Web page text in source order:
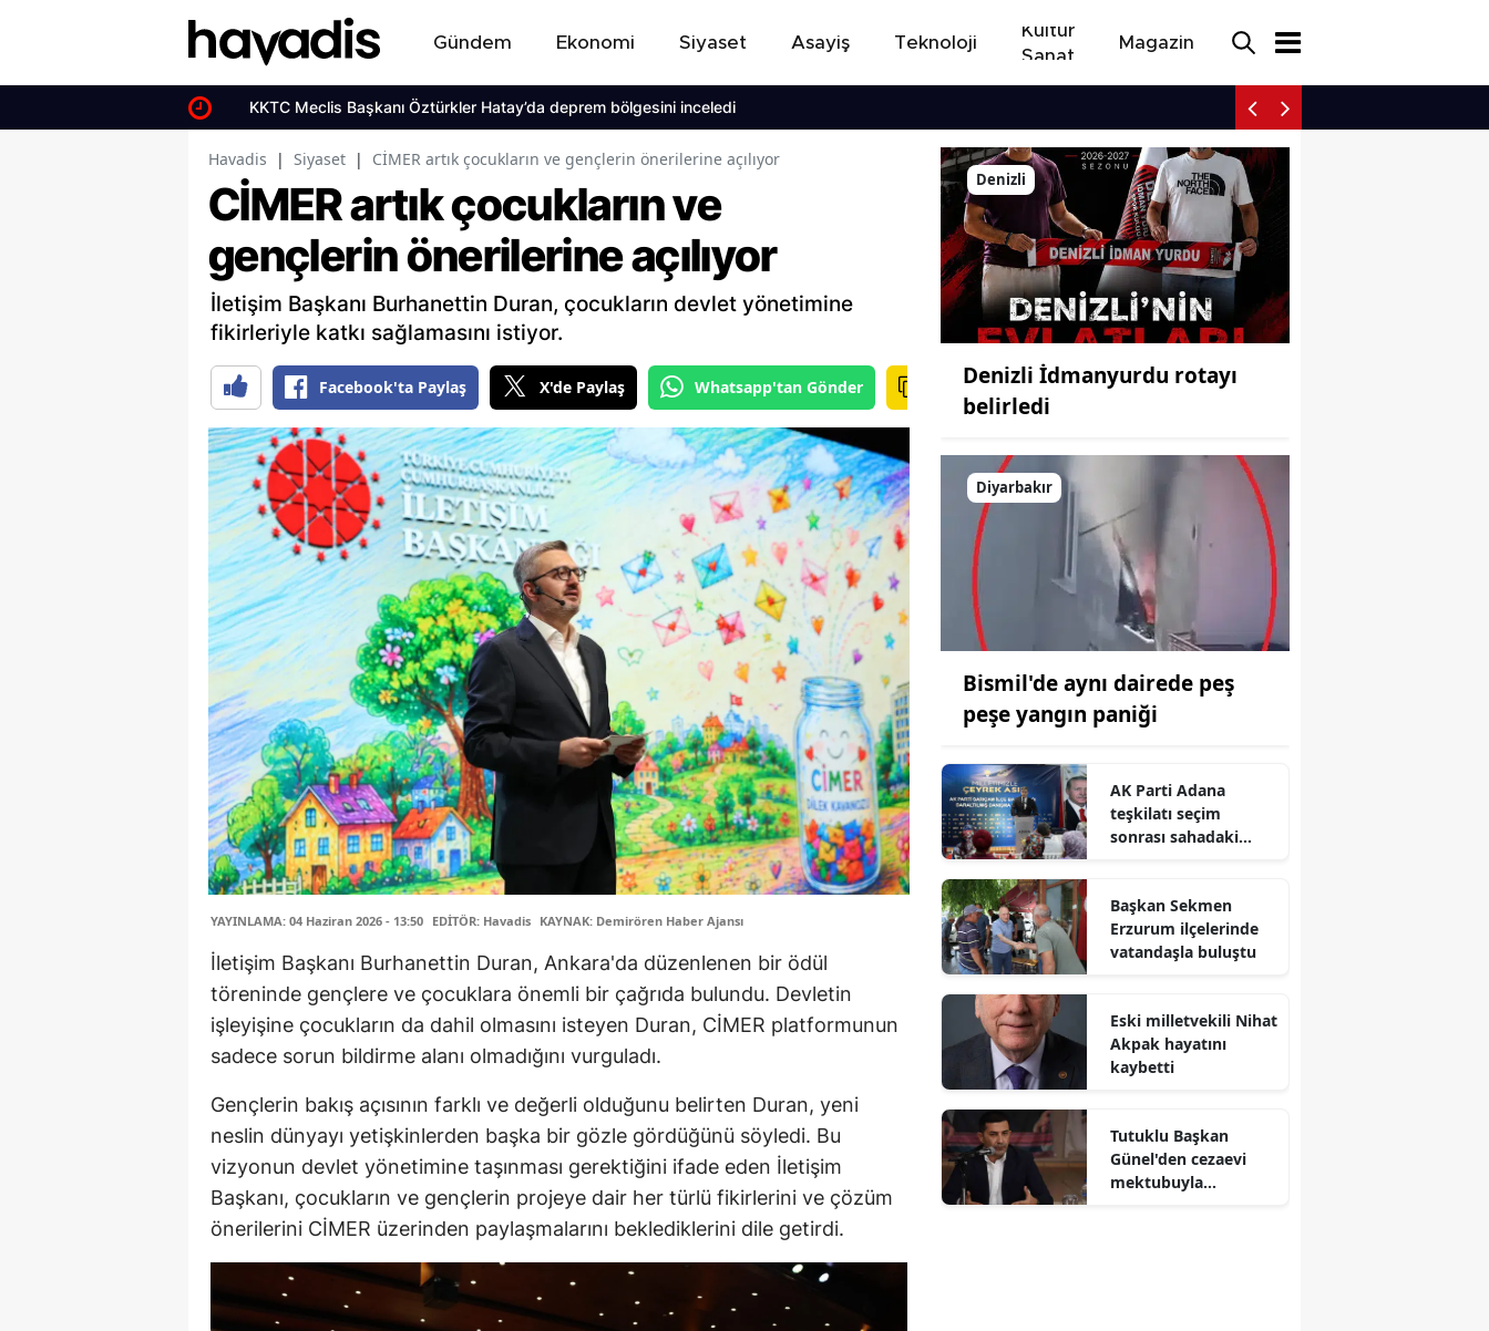
Gündem Ekonomi Siyaset Asayiş Teknoloji
Kültür
Sanat
Magazin
KKTC Meclis Başkanı Öztürkler Hatay’da deprem bölgesini inceledi
Havadis | Siyaset | CİMER artık çocukların ve gençlerin önerilerine açılıyor
CİMER artık çocukların ve
gençlerin önerilerine açılıyor
İletişim Başkanı Burhanettin Duran, çocukların devlet yönetimine
fikirleriyle katkı sağlamasını istiyor.
Facebook'ta Paylaş X'de Paylaş Whatsapp'tan Gönder
YAYINLAMA: 04 Haziran 2026 - 13:50 EDİTÖR: Havadis KAYNAK: Demirören Haber Ajansı
İletişim Başkanı Burhanettin Duran, Ankara'da düzenlenen bir ödül
töreninde gençlere ve çocuklara önemli bir çağrıda bulundu. Devletin
işleyişine çocukların da dahil olmasını isteyen Duran, CİMER platformunun
sadece sorun bildirme alanı olmadığını vurguladı.
Gençlerin bakış açısının farklı ve değerli olduğunu belirten Duran, yeni
neslin dünyayı yetişkinlerden başka bir gözle gördüğünü söyledi. Bu
vizyonun devlet yönetimine taşınması gerektiğini ifade eden İletişim
Başkanı, çocukların ve gençlerin projeye dair her türlü fikirlerini ve çözüm
önerilerini CİMER üzerinden paylaşmalarını beklediklerini dile getirdi.
Denizli
Denizli İdmanyurdu rotayı
belirledi
Diyarbakır
Bismil'de aynı dairede peş
peşe yangın paniği
AK Parti Adana
teşkilatı seçim
sonrası sahadaki
Başkan Sekmen
Erzurum ilçelerinde
vatandaşla buluştu
Eski milletvekili Nihat
Akpak hayatını
kaybetti
Tutuklu Başkan
Günel'den cezaevi
mektubuyla